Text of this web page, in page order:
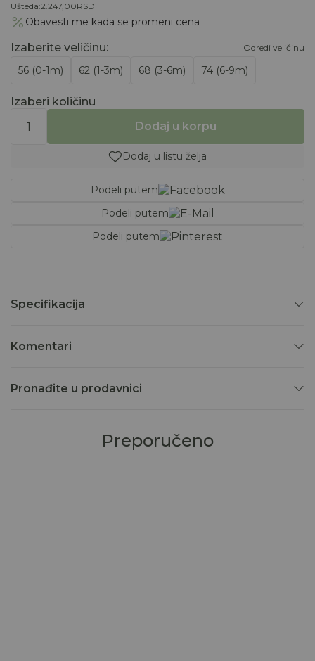
Ušteda:2.247,00RSD
Obavesti me kada se promeni cena
Izaberite veličinu: Odredi veličinu
56 (0-1m) 62 (1-3m) 68 (3-6m) 74 (6-9m)
Izaberi količinu
Dodaj u korpu
Dodaj u listu želja
Podeli putem
Podeli putem
Podeli putem
Specifikacija
Komentari
Pronađite u prodavnici
Preporučeno